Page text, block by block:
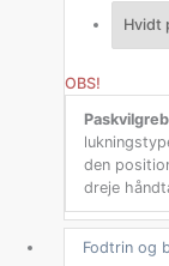
OBS!
den
dreje
Fodtrin og